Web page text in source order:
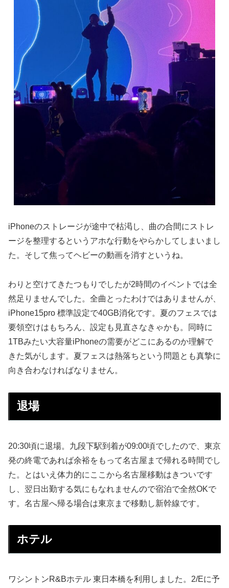
iPhoneのストレージが途中で枯渇し、曲の合間にストレ
ージを整理するというアホな行動をやらかしてしまいまし
た。そして焦ってヘビーの動画を消すというね。
わりと空けてきたつもりでしたが2時間のイベントでは全
然足りませんでした。全曲とったわけではありませんが、
iPhone15pro 標準設定で40GB消化です。夏のフェスでは
要領空けはもちろん、設定も見直さなきゃかも。同時に
1TBみたい大容量iPhoneの需要がどこにあるのか理解で
きた気がします。夏フェスは熱落ちという問題とも真摯に
向き合わなければなりません。
退場
20:30頃に退場。九段下駅到着が09:00頃でしたので、東京
発の終電であれば余裕をもって名古屋まで帰れる時間でし
た。とはいえ体力的にここから名古屋移動はきついです
し、翌日出勤する気にもなれませんので宿泊で全然OKで
す。名古屋へ帰る場合は東京まで移動し新幹線です。
ホテル
ワシントンR&Bホテル 東日本橋を利用しました。2/Eに予